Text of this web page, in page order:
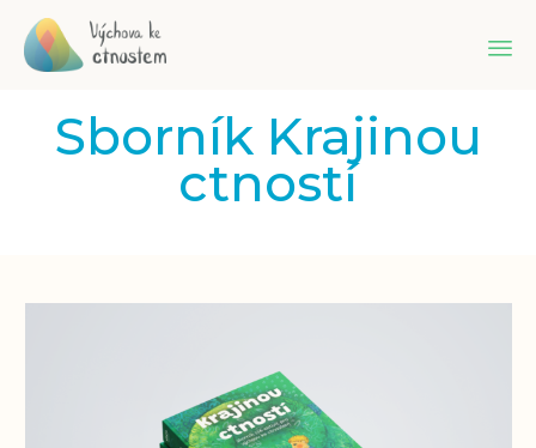
Sborník Krajinou
ctností